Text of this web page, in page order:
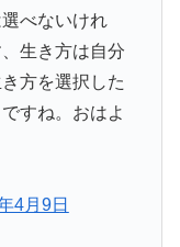
べないけれ
生き方は自分
方を選択した
すね。おはよ
4月9日